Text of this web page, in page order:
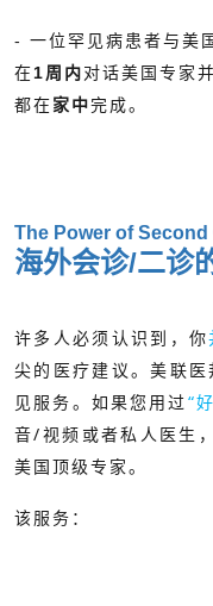
- 一位罕见病患者与美
在1周内对话美国专家
都在家中完成。
The Power of
海外会诊/二诊
许多人必须认识到，你
尖的医疗建议。美联医
见服务。 如果您用过“
音/视频或者私人医生
美国顶级专家。
该服务：